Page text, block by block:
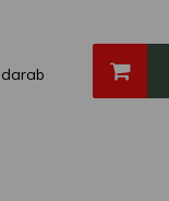
darab